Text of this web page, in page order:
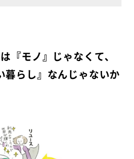
『モノ』じゃなくて、
暮らし』なんじゃないか